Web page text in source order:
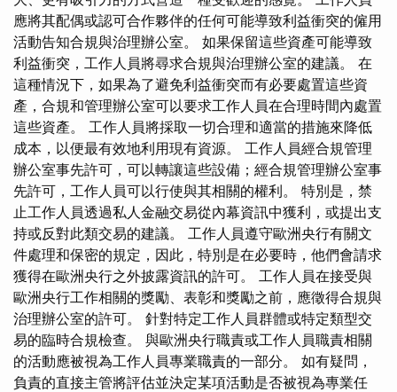
應將其配偶或認可合作夥伴的任何可能導致利益衝突的僱用
活動告知合規與治理辦公室。 如果保留這些資產可能導致
利益衝突，工作人員將尋求合規與治理辦公室的建議。 在
這種情況下，如果為了避免利益衝突而有必要處置這些資
產，合規和管理辦公室可以要求工作人員在合理時間內處置
這些資產。 工作人員將採取一切合理和適當的措施來降低
成本，以便最有效地利用現有資源。 工作人員經合規管理
辦公室事先許可，可以轉讓這些設備；經合規管理辦公室事
先許可，工作人員可以行使與其相關的權利。 特別是，禁
止工作人員透過私人金融交易從內幕資訊中獲利，或提出支
持或反對此類交易的建議。 工作人員遵守歐洲央行有關文
件處理和保密的規定，因此，特別是在必要時，他們會請求
獲得在歐洲央行之外披露資訊的許可。 工作人員在接受與
歐洲央行工作相關的獎勵、表彰和獎勵之前，應徵得合規與
治理辦公室的許可。 針對特定工作人員群體或特定類型交
易的臨時合規檢查。 與歐洲央行職責或工作人員職責相關
的活動應被視為工作人員專業職責的一部分。 如有疑問，
負責的直接主管將評估並決定某項活動是否被視為專業任